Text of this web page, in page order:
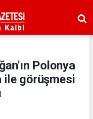
Polonya
ile görüşmesi